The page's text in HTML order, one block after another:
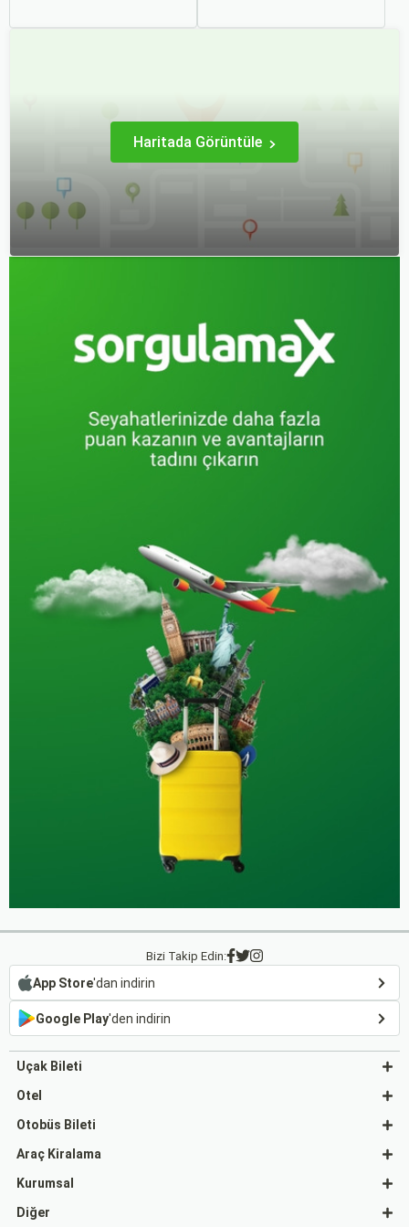
Haritada Görüntüle
Bizi Takip Edin:
App Store'dan indirin
Google Play'den indirin
Uçak Bileti
Otel
Otobüs Bileti
Araç Kiralama
Kurumsal
Diğer